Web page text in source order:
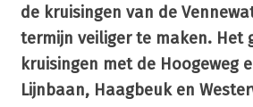
de kruisingen van de
termijn veiliger te maken. Het
kruisingen met de Hoogeweg
Lijnbaan, Haagbeuk en